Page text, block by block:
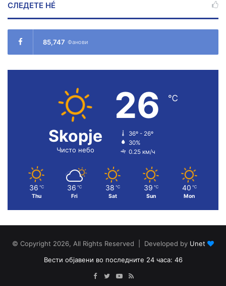
СЛЕДЕТЕ НÉ
85,747 Фанови
Skopje
Чисто небо
26 ℃
36º - 26º
30%
0.25 км/ч
36 ℃
Thu
36 ℃
Fri
38 ℃
Sat
39 ℃
Sun
40 ℃
Mon
© Copyright 2026, All Rights Reserved | Developed by Unet
Вести објавени во последните 24 часа: 46
Facebook
TwitterYouTube
RSS